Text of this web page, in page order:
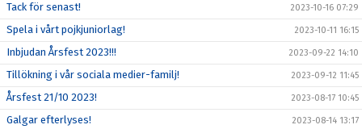
Tack för senast! 2023-10-16 07:29
Spela i vårt pojkjuniorlag! 2023-10-11 16:15
Inbjudan Årsfest 2023!!! 2023-09-22 14:10
Tillökning i vår sociala medier-familj! 2023-09-12 11:45
Årsfest 21/10 2023! 2023-08-17 10:45
Galgar efterlyses! 2023-08-14 13:17